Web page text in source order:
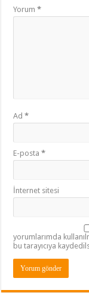
Yorum*
Ad*
E-posta*
İnternet sitesi
yorumlarımda
bu tarayıcıya